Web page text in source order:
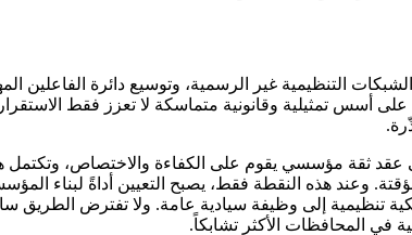
التنظيمية غير الرسمية، وتوسيع دائرة الفاعلين
أسس تمثيلية وقانونية متماسكة لا تعزز فقط
ثقة مؤسسي يقوم على الكفاءة والاختصاص، وتكتمل
وعند هذه النقطة فقط، يصبح التعيين أداةً لبناء
تنظيمية إلى وظيفة سيادية عامة. ولا تفترض
في المحافظات الأكثر تشابكاً.